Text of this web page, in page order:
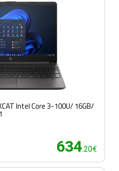
Intel Core 3-100U/ 16GB/
634.20€